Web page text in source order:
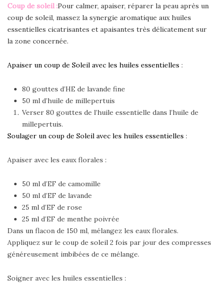
Coup de soleil :Pour calmer, apaiser, réparer la peau après un
coup de soleil, massez la synergie aromatique aux huiles
essentielles cicatrisantes et apaisantes très délicatement sur
la zone concernée.
Apaiser un coup de Soleil avec les huiles essentielles :
80 gouttes d’HE de lavande fine
50 ml d’huile de millepertuis
Verser 80 gouttes de l’huile essentielle dans l’huile de
millepertuis.
Soulager un coup de Soleil avec les huiles essentielles :
Apaiser avec les eaux florales :
50 ml d’EF de camomille
50 ml d’EF de lavande
25 ml d’EF de rose
25 ml d’EF de menthe poivrée
Dans un flacon de 150 ml, mélangez les eaux florales.
Appliquez sur le coup de soleil 2 fois par jour des compresses
généreusement imbibées de ce mélange.
Soigner avec les huiles essentielles :